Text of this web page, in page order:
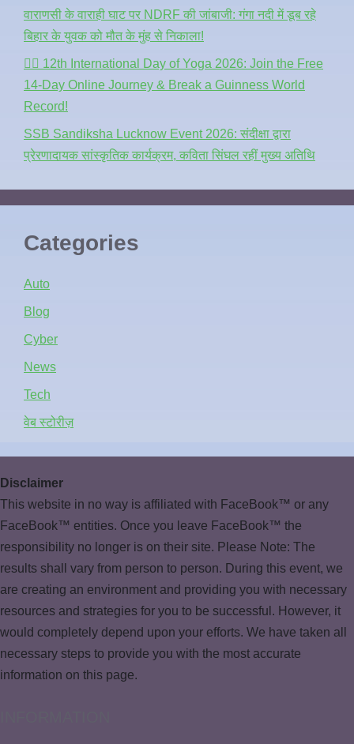
वाराणसी के वाराही घाट पर NDRF की जांबाजी: गंगा नदी में डूब रहे
बिहार के युवक को मौत के मुंह से निकाला!
🧘‍♂️ 12th International Day of Yoga 2026: Join the Free
14-Day Online Journey & Break a Guinness World
Record!
SSB Sandiksha Lucknow Event 2026: संदीक्षा द्वारा
प्रेरणादायक सांस्कृतिक कार्यक्रम, कविता सिंघल रहीं मुख्य अतिथि
Categories
Auto
Blog
Cyber
News
Tech
वेब स्टोरीज़
Disclaimer
This website in no way is affiliated with FaceBook™ or any
FaceBook™ entities. Once you leave FaceBook™ the
responsibility no longer is on their site. Please Note: The
results shall vary from person to person. During this event, we
are creating an environment and providing you with necessary
resources and strategies for you to be successful. However, it
would completely depend upon your efforts. We have taken all
necessary steps to provide you with the most accurate
information on this page.